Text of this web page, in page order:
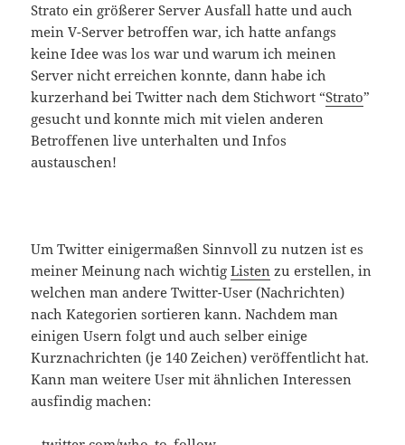
Strato ein größerer Server Ausfall hatte und auch
mein V-Server betroffen war, ich hatte anfangs
keine Idee was los war und warum ich meinen
Server nicht erreichen konnte, dann habe ich
kurzerhand bei Twitter nach dem Stichwort “Strato”
gesucht und konnte mich mit vielen anderen
Betroffenen live unterhalten und Infos
austauschen!
Um Twitter einigermaßen Sinnvoll zu nutzen ist es
meiner Meinung nach wichtigListen zu erstellen, in
welchen man andere Twitter-User (Nachrichten)
nach Kategorien sortieren kann. Nachdem man
einigen Usern folgt und auch selber einige
Kurznachrichten (je 140 Zeichen) veröffentlicht hat.
Kann man weitere User mit ähnlichen Interessen
ausfindig machen: